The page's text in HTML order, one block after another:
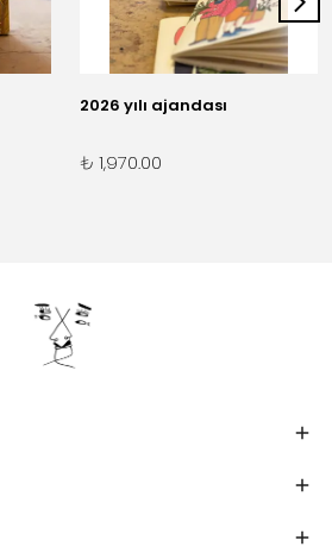
2026 yılı ajandası
₺ 1,970.00